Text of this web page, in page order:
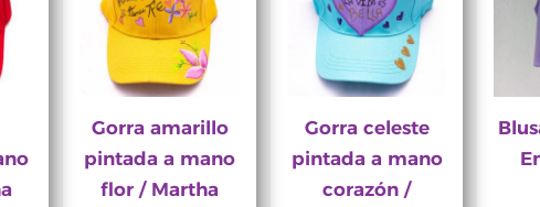
Gorra amarillo
pintada a mano
flor / Martha
Gorra celeste
pintada a mano
corazón /